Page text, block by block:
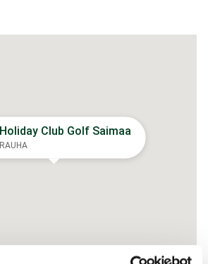
Holiday Club Golf Saimaa
RAUHA